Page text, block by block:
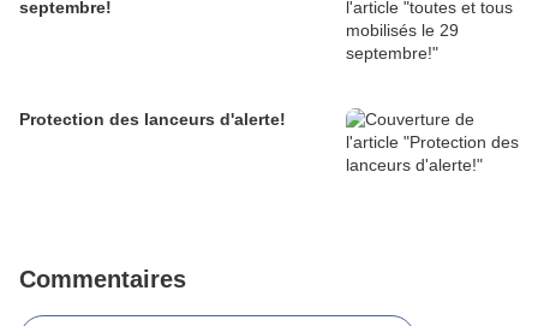
septembre!
Protection des lanceurs d'alerte!
Commentaires